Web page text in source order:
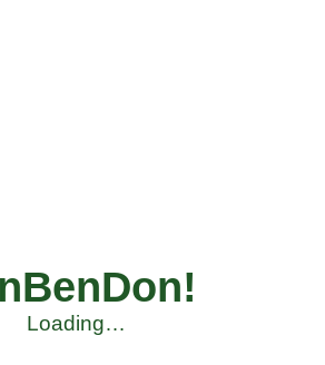
Loading…